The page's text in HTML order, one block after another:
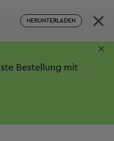
HERUNTERLADEN ×
Bestellung mit
×